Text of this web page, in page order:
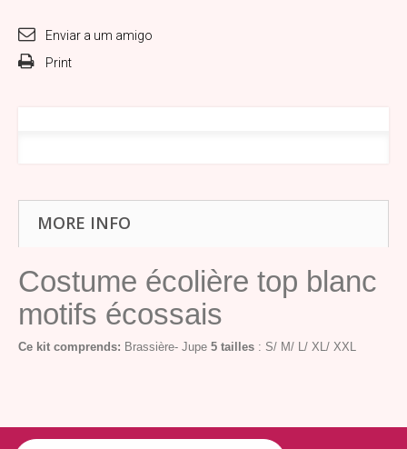
Enviar a um amigo
Print
MORE INFO
Costume écolière top blanc
motifs écossais
Ce kit comprends: Brassière- Jupe 5 tailles : S/ M/ L/ XL/ XXL